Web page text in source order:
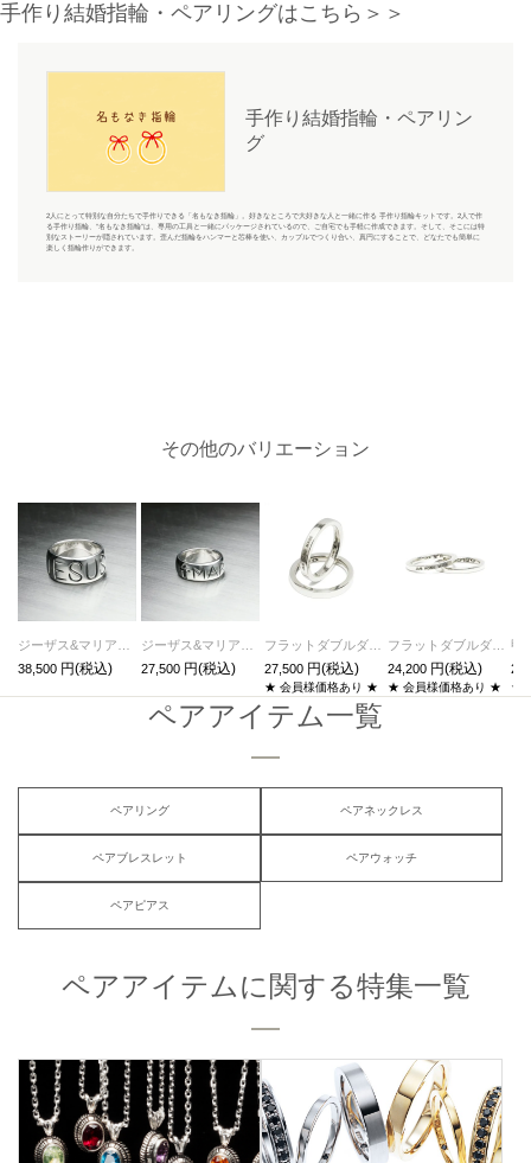
手作り結婚指輪・ペアリングはこちら＞＞
手作り結婚指輪・ペアリン
グ
2人にとって特別な自分たちで手作りできる「名もなき指輪」。好きなところで大好きな人と一緒に作る 手作り指輪キットです。2人で作
る手作り指輪、“名もなき指輪”は、専用の工具と一緒にパッケージされているので、ご自宅でも手軽に作成できます。そして、そこには特
別なストーリーが隠されています。歪んだ指輪をハンマーと芯棒を使い、カップルでつくり合い、真円にすることで、どなたでも簡単に
楽しく指輪作りができます。
その他のバリエーション
ジーザス&マリアリング-JESUS-/指輪
38,500
ジーザス&マリアリング-MARIA-/指輪
27,500
フラットダブルダイヤモンドリングM-シルバー/指輪
27,500
★ 会員様価格あり ★
フラットダブルダイヤモンドリングS-シルバー/指輪
24,200
★ 会員様価格あり ★ ★
ペアアイテム一覧
ペアリング ペアネックレス
ペアブレスレット ペアウォッチ
ペアピアス
ペアアイテムに関する特集一覧